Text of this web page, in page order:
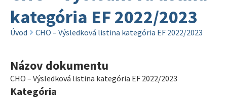
kategória EF 2022/2023
Úvod CHO – Výsledková listina kategória EF 2022/2023
Názov dokumentu
CHO – Výsledková listina kategória EF 2022/2023
Kategória